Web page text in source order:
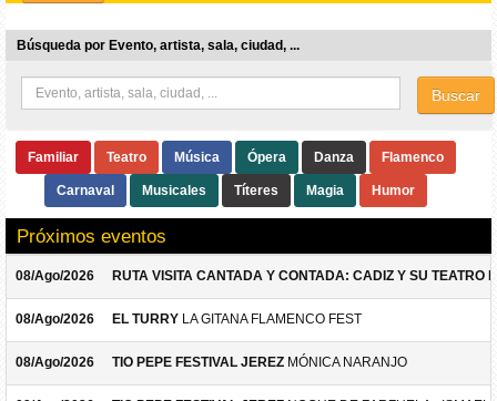
Búsqueda por Evento, artista, sala, ciudad, ...
Buscar
Familiar Teatro Música Ópera Danza Flamenco
Carnaval Musicales Títeres Magia Humor
Próximos eventos
08/Ago/2026 RUTA VISITA CANTADA Y CONTADA: CADIZ Y SU TEATRO
08/Ago/2026 EL TURRY LA GITANA FLAMENCO FEST
08/Ago/2026 TIO PEPE FESTIVAL JEREZ MÓNICA NARANJO